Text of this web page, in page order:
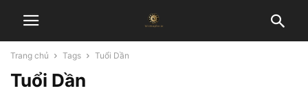
Trang chủ Tags Tuổi Dần
Tuổi Dần